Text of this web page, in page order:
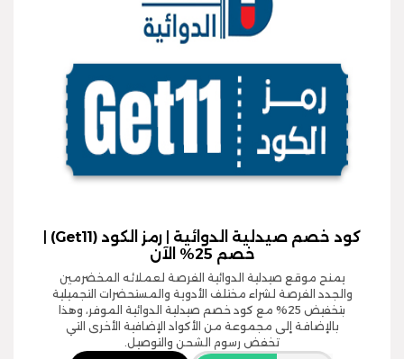
كود خصم صيدلية الدوائية | رمز الكود (Get11) |
خصم 25% الآن
يمنح موقع صيدلية الدوائية الفرصة لعملائه المخضرمين
والجدد الفرصة لشراء مختلف الأدوية والمستحضرات التجميلية
بتخفيض 25% مع كود خصم صيدلية الدوائية الموفر، وهذا
بالإضافة إلى مجموعة من الأكواد الإضافية الأخرى التي
تخفض رسوم الشحن والتوصيل.